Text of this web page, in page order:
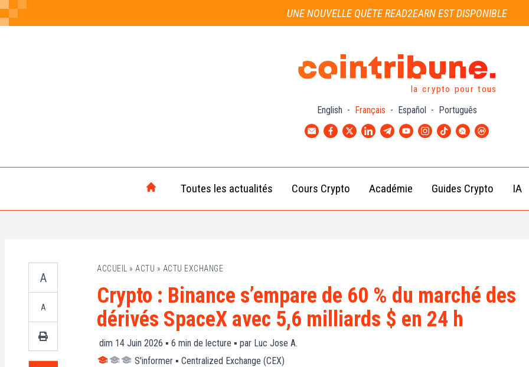
UNE NOUVELLE QUÊTE READ2EARN EST DISPONIBLE
la crypto pour tous
English - Français - Español - Português
Toutes les actualités
Crypto
Actu
Web3
Actu
Cours Crypto
(BTC)
XRP
(XRP)
Cardano
(ADA)
Académie
Débutant
Intermédiaire
Guides Crypto IA
A
A
ACCUEIL » ACTU » ACTU EXCHANGE
Crypto : Binance s’empare de 60 % du marché des
dérivés SpaceX avec 5,6 milliards $ en 24 h
dim 14 Juin 2026 ▪ 6 min de lecture ▪ par Luc Jose A.
S'informer ▪ Centralized Exchange (CEX)